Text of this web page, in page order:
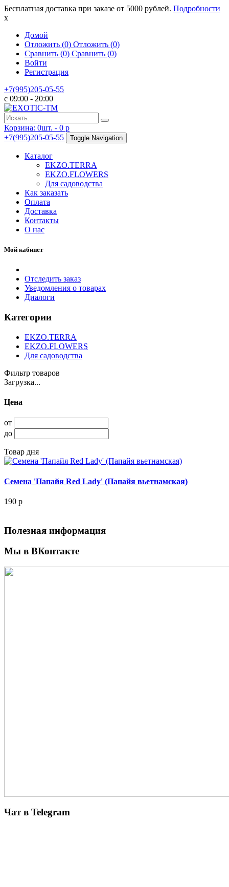
Бесплатная доставка при заказе от 5000 рублей. Подробности
x
Домой
Отложить (0) Отложить (0)
Сравнить (0) Сравнить (0)
Войти
Регистрация
+7(995)205-05-55
с 09:00 - 20:00
Корзина: 0шт. - 0 p
+7(995)205-05-55
Toggle Navigation
Каталог
EKZO.TERRA
EKZO.FLOWERS
Для садоводства
Как заказать
Оплата
Доставка
Контакты
О нас
Мой кабинет
Отследить заказ
Уведомления о товарах
Диалоги
Категории
EKZO.TERRA
EKZO.FLOWERS
Для садоводства
Фильтр товаров
Загрузка...
Цена
от
до
Товар дня
Семена 'Папайя Red Lady' (Папайя вьетнамская)
190 p
Полезная информация
Мы в ВКонтакте
Чат в Telegram